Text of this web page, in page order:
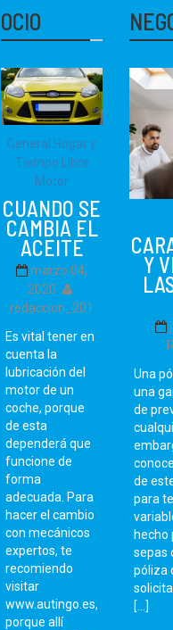
OCIO
General Hogar y
Tiempo Libre
Motor
CUANDO SE
CAMBIA EL
ACEITE
marzo 04,
2020
redaccion_201
Es vital tener en
cuenta la
lubricación del
motor de un
coche, porque
de esta
dependerá que
funcione de
forma
adecuada. Para
hacer el cambio
con mecánicos
expertos, te
recomiendo
visitar
www.autingo.es,
porque allí
Y
Una
una
de
de
para
hecho
sepas
póliza
[…]